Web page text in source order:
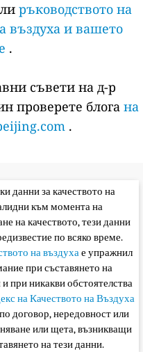
ръководството на
въздуха и вашето
.
съвети на д-р
проверете блога на
.
данни за качеството на
към момента на
на качеството, тези данни
по всяко време.
на въздухае упражнил
при съставянето на
при никакви обстоятелства
на Качеството на Въздуха
договор, нередовност или
или щета, възникващи
на тези данни.